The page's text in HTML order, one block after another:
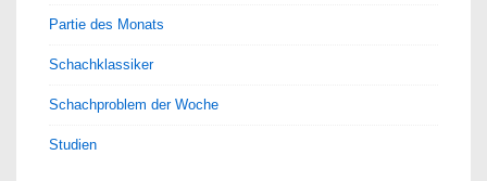
Partie des Monats
Schachklassiker
Schachproblem der Woche
Studien